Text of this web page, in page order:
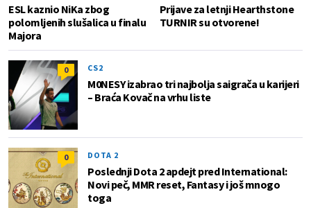
ESL kaznio NiKa zbog
polomljenih slušalica u finalu
Majora
Prijave za letnji Hearthstone
TURNIR su otvorene!
0 CS2
M0NESY izabrao tri najbolja saigrača u karijeri
– Braća Kovač na vrhu liste
0 DOTA 2
Poslednji Dota 2 apdejt pred International:
Novi peč, MMR reset, Fantasy i još mnogo
toga